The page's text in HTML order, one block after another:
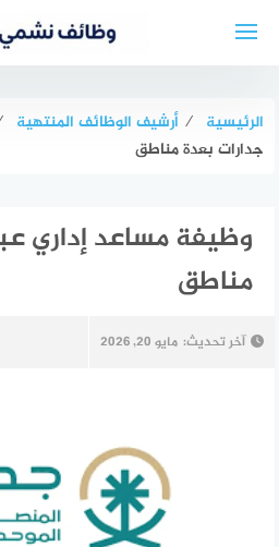
الرئيسية ⁄ أرشيف الوظائف المنتهية
جدارات بعدة مناطق
وظيفة مساعد إداري
مناطق
آخر تحديث: مايو 20, 2026